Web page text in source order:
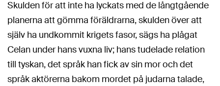
Skulden för att inte ha lyckats med de långtgående
planerna att gömma föräldrarna, skulden över att
själv ha undkommit krigets fasor, sägs ha plågat
Celan under hans vuxna liv; hans tudelade relation
till tyskan, det språk han fick av sin mor och det
språk aktörerna bakom mordet på judarna talade,